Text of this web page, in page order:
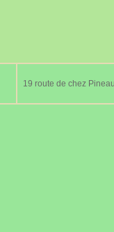
19 route de chez